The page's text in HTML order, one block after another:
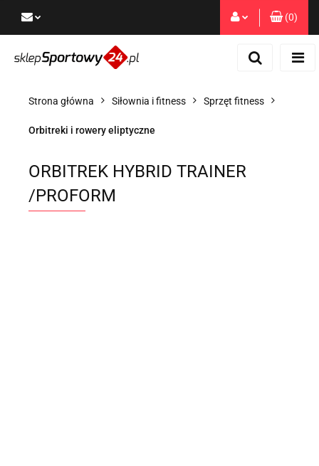
Dodaj zgłoszenie
(0)
Strona główna Siłownia i fitness Sprzęt fitness
Orbitreki i rowery eliptyczne
ORBITREK HYBRID TRAINER
/PROFORM